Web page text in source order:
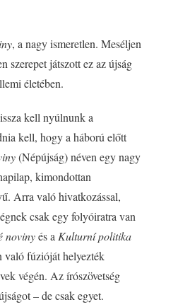
, a nagy ismeretlen. Meséljen
szerepet játszott ez az újság
életében.
kell nyúlnunk a
kell, hogy a háború előtt
(Népújság) néven egy nagy
kimondottan
Arra való hivatkozással,
csak egy folyóiratra van
novinyés a Kulturní politika
való fúzióját helyezték
végén. Az írószövetség
– de csak egyet.